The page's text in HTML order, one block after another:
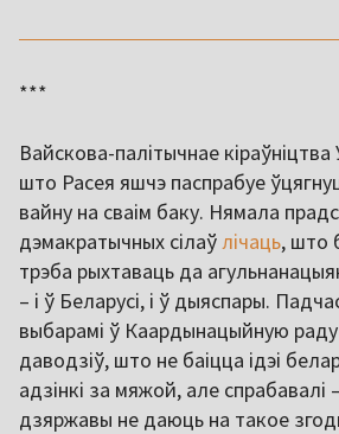
***
Вайскова-палітычнае
што Расея яшчэ паспрабуе
вайну на сваім баку. Нямала
дэмакратычных сілаўлічаць, што
трэба рыхтаваць да
– і ў Беларусі, і ў дыяспары.
выбарамі ў Каардынацыйную
даводзіў, што не баіцца ідэі
адзінкі за мяжой, але спрабавалі
дзяржавы не даюць на такое